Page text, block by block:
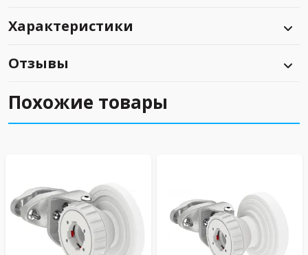
Характеристики
Отзывы
Похожие товары